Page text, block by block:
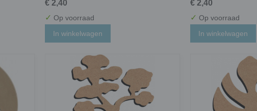
€ 2,40
✓ Op voorraad
In winkelwagen
€ 2,40
✓ Op voorraad
In winkelwagen